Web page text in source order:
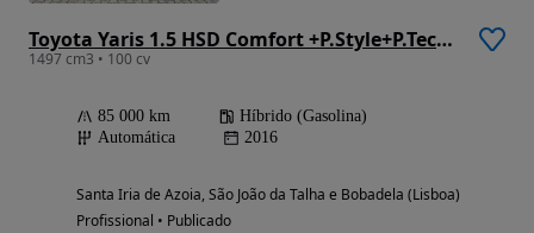
Toyota Yaris 1.5 HSD Comfort +P.Style+P.Techno
1497 cm3 • 100 cv
85 000 km
Híbrido (Gasolina)
Automática
2016
Santa Iria de Azoia, São João da Talha e Bobadela (Lisboa)
Profissional • Publicado